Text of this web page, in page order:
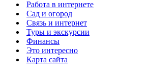
Работа в интернете
Сад и огород
Связь и интернет
Туры и экскурсии
Финансы
Это интересно
Карта сайта